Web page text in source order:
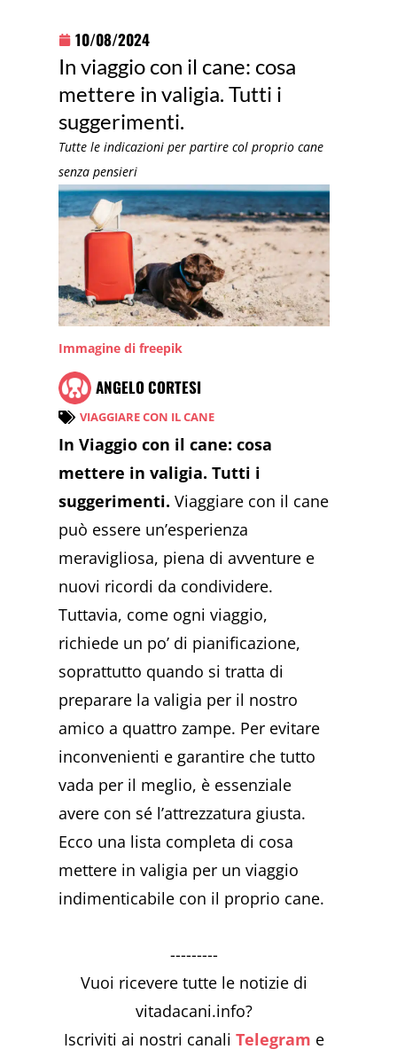
10/08/2024
In viaggio con il cane: cosa
mettere in valigia. Tutti i
suggerimenti.
Tutte le indicazioni per partire col proprio cane
senza pensieri
Immagine di freepik
ANGELO CORTESI
VIAGGIARE CON IL CANE
In Viaggio con il cane: cosa
mettere in valigia. Tutti i
suggerimenti. Viaggiare con il cane
può essere un’esperienza
meravigliosa, piena di avventure e
nuovi ricordi da condividere.
Tuttavia, come ogni viaggio,
richiede un po’ di pianificazione,
soprattutto quando si tratta di
preparare la valigia per il nostro
amico a quattro zampe. Per evitare
inconvenienti e garantire che tutto
vada per il meglio, è essenziale
avere con sé l’attrezzatura giusta.
Ecco una lista completa di cosa
mettere in valigia per un viaggio
indimenticabile con il proprio cane.
---------
Vuoi ricevere tutte le notizie di
vitadacani.info?
Iscriviti ai nostri canaliTelegram e